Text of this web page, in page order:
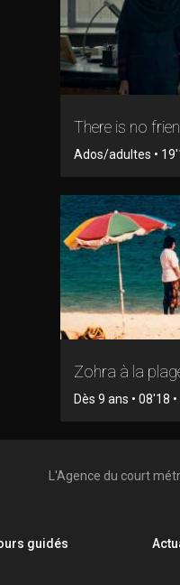
There is no
Ados/adultes •
Zohra à la
Dès 9 ans • 08'18
L'Agence du court
guidés